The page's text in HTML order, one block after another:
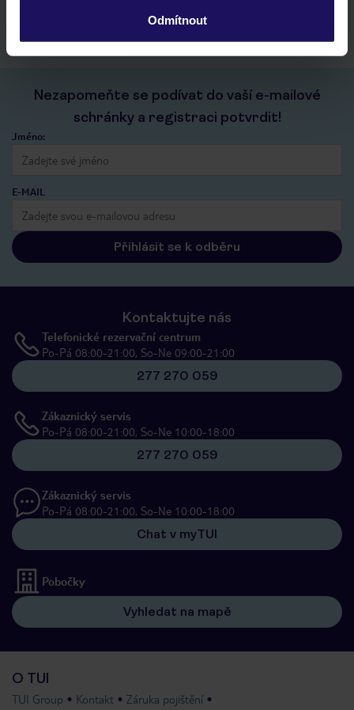
Odmítnout
Nezapomeňte se podívat do vaší e-mailové
schránky a registraci potvrdit!
Jméno:
E-MAIL
Přihlásit se k odběru
Kontaktujte nás
Telefonické rezervační centrum
Po-Pá 08:00-21:00, So-Ne 09:00-21:00
277 270 059
Zákaznický servis
Po-Pá 08:00-21:00, So-Ne 10:00-18:00
277 270 059
Zákaznický servis
Po-Pá 08:00-21:00, So-Ne 10:00-18:00
Chat v myTUI
Pobočky
Vyhledat na mapě
O TUI
TUI Group Kontakt Záruka pojištění